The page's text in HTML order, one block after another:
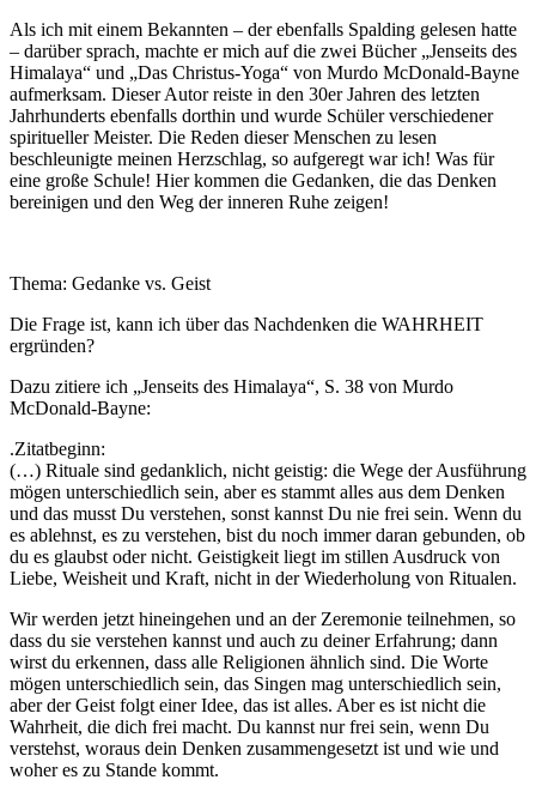
Als ich mit einem Bekannten – der ebenfalls Spalding gelesen hatte
– darüber sprach, machte er mich auf die zwei Bücher „Jenseits des
Himalaya“ und „Das Christus-Yoga“ von Murdo McDonald-Bayne
aufmerksam. Dieser Autor reiste in den 30er Jahren des letzten
Jahrhunderts ebenfalls dorthin und wurde Schüler verschiedener
spiritueller Meister. Die Reden dieser Menschen zu lesen
beschleunigte meinen Herzschlag, so aufgeregt war ich! Was für
eine große Schule! Hier kommen die Gedanken, die das Denken
bereinigen und den Weg der inneren Ruhe zeigen!
Thema: Gedanke vs. Geist
Die Frage ist, kann ich über das Nachdenken die WAHRHEIT
ergründen?
Dazu zitiere ich „Jenseits des Himalaya“, S. 38 von Murdo
McDonald-Bayne:
.Zitatbeginn:
(…) Rituale sind gedanklich, nicht geistig: die Wege der Ausführung
mögen unterschiedlich sein, aber es stammt alles aus dem Denken
und das musst Du verstehen, sonst kannst Du nie frei sein. Wenn du
es ablehnst, es zu verstehen, bist du noch immer daran gebunden, ob
du es glaubst oder nicht. Geistigkeit liegt im stillen Ausdruck von
Liebe, Weisheit und Kraft, nicht in der Wiederholung von Ritualen.
Wir werden jetzt hineingehen und an der Zeremonie teilnehmen, so
dass du sie verstehen kannst und auch zu deiner Erfahrung; dann
wirst du erkennen, dass alle Religionen ähnlich sind. Die Worte
mögen unterschiedlich sein, das Singen mag unterschiedlich sein,
aber der Geist folgt einer Idee, das ist alles. Aber es ist nicht die
Wahrheit, die dich frei macht. Du kannst nur frei sein, wenn Du
verstehst, woraus dein Denken zusammengesetzt ist und wie und
woher es zu Stande kommt.